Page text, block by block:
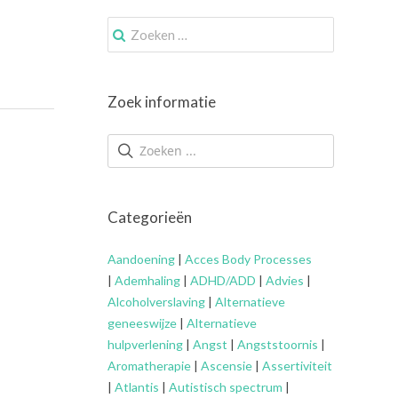
Zoek
naar:
Zoek informatie
Categorieën
Aandoening | Acces Body Processes
| Ademhaling | ADHD/ADD | Advies |
Alcoholverslaving | Alternatieve
geneeswijze | Alternatieve
hulpverlening | Angst | Angststoornis |
Aromatherapie | Ascensie | Assertiviteit
| Atlantis | Autistisch spectrum |